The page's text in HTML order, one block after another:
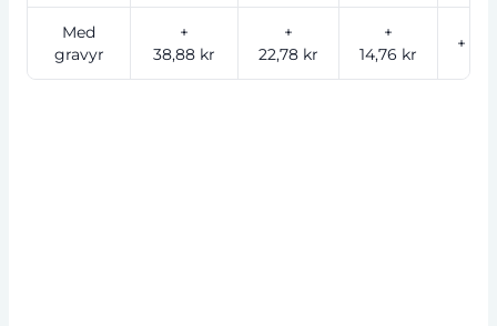
Med
gravyr
+
38,88 kr
+
22,78 kr
+
14,76 kr
+